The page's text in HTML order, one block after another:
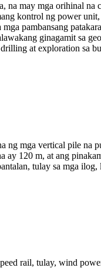
may mga orihinal na
kontrol ng power
pambansang
ginagamit sa
at exploration sa
mga vertical pile na
120 m, at ang
tulay sa mga
rail, tulay, wind